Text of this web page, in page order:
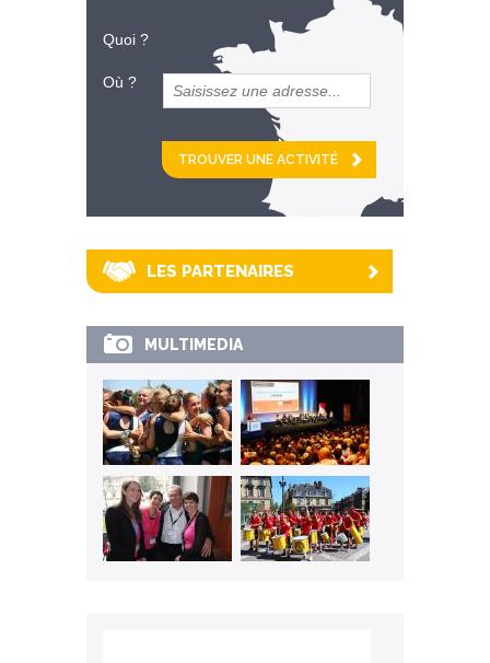
Quoi ?
Où ?
et
km alentour
LES PARTENAIRES
MULTIMEDIA